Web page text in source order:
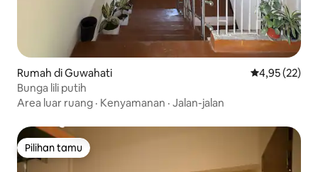
Rumah di Guwahati Nilai rata-rata
4,95 (22)
Bunga lili putih
Area luar ruang · Kenyamanan · Jalan-jalan
Pilihan tamu
Pilihan tamu